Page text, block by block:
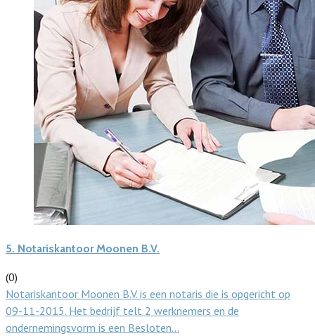
5. Notariskantoor Moonen B.V.
(0)
Notariskantoor Moonen B.V. is een notaris die is opgericht op
09-11-2015. Het bedrijf telt 2 werknemers en de
ondernemingsvorm is een Besloten…